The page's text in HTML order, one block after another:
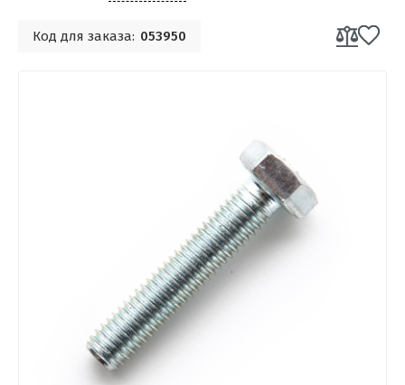
Код для заказа: 053950